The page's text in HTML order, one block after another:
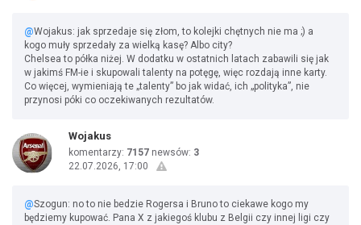
@Wojakus: jak sprzedaje się złom, to kolejki chętnych nie ma ;) a
kogo muły sprzedały za wielką kasę? Albo city?
Chelsea to półka niżej. W dodatku w ostatnich latach zabawili się jak
w jakimś FM-ie i skupowali talenty na potęgę, więc rozdają inne karty.
Co więcej, wymieniają te „talenty” bo jak widać, ich „polityka”, nie
przynosi póki co oczekiwanych rezultatów.
Wojakus
komentarzy: 7157 newsów: 3
22.07.2026, 17:00
@Szogun: no to nie bedzie Rogersa i Bruno to ciekawe kogo my
będziemy kupować. Pana X z jakiegoś klubu z Belgii czy innej ligi czy